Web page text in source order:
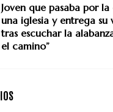
Joven que pasaba por
una iglesia y entrega su
tras escuchar la
el camino”